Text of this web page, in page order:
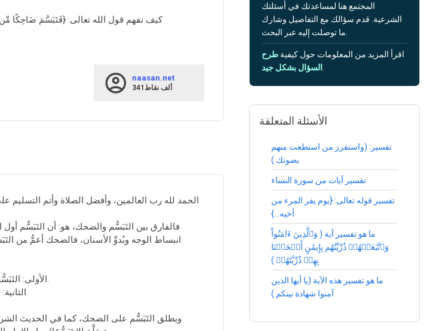
كيف نفهم قول الله تعالى: {فَتَبَسَّمَ ضَاحِكًا
naasan.net
341ألفنقاط
الحمد لله رب العالمين، وأفضل الصلاة وأتم
فالفارق بين التَبَسُّم والضحك، هو: أن التَبَسُّم
انبساط الوجه وبُدوِّ الأسنان، فالضحك أعمُّ من
الأولى: التَبَسُّم، وهو ما كان بلا صوت، بل مجرد انفراج الفم.
الثانية: الضحك، وهو التَبَسُّم المصحوب بصوت خفيف.
ويطلق التَبَسُّم على الضحك، كما في الحديث
المجتمع هنا لمساعدتك في أسئلتك
الشرعية. قدم سؤالك مع التفاصيل وشارك
اقرأ المزيد من المعلومات حول كيفية طرح
السؤال بشكل جيد
الأسئلة المتعلقة
تفسير: (واستفزز من استطعت منهم
بصوتك )
تفسير آيات من سورة النساء
تفسير قوله تعالى: {يوم يفر المرء من
أخيه...}
ما هو تفسير آية ( وَٱلَّذِينَ ءَامَنُواْ
وَٱتَّبَعَتۡهُمۡ ذُرِّيَّتُهُم بِإِيمَٰنٍ أَلۡحَقۡنَا
بِهِمۡ ذُرِّيَّتَهُمۡ )
ما هو تفسير هذه الآية (يا أيها الذين
آمنوا شهادة بينكم )